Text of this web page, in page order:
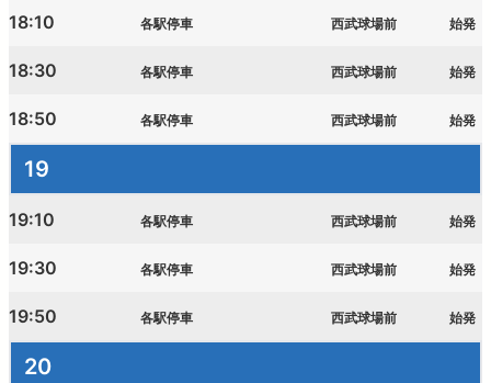
18:10 各駅停車 西武球場前 始発
18:30 各駅停車 西武球場前 始発
18:50 各駅停車 西武球場前 始発
19
19:10 各駅停車 西武球場前 始発
19:30 各駅停車 西武球場前 始発
19:50 各駅停車 西武球場前 始発
20